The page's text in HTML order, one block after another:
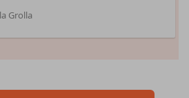
Grolla